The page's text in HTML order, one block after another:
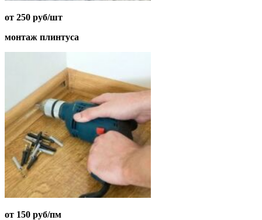
от 250 руб/шт
монтаж плинтуса
от 150 руб/пм